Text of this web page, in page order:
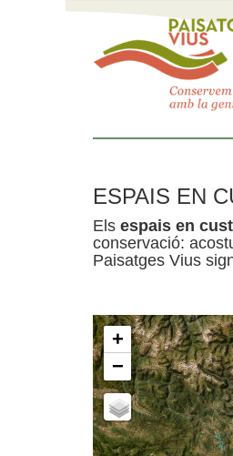
ESPAIS EN
Els espais en
conservació:
Paisatges Vius
+
−